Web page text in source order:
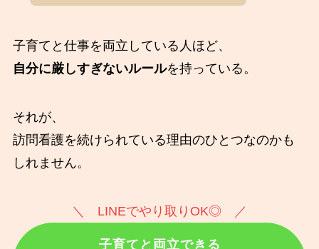
子育てと仕事を両立している人ほど、
自分に厳しすぎないルールを持っている。
それが、
訪問看護を続けられている理由のひとつなのかも
しれません。
＼ LINEでやり取りOK◎ ／
子育てと両立できる